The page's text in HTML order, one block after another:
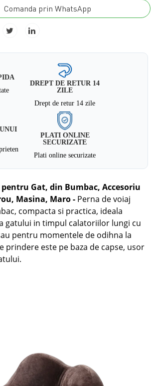
Comanda prin WhatsApp
DREPT DE RETUR 14
ZILE
Drept de retur 14 zile
PLATI ONLINE
SECURIZATE
Plati online securizate
pentru Gat, din Bumbac, Accesoriu
Masina, Maro - Perna de voiaj
compacta si practica, ideala
gatului in timpul calatoriilor lungi cu
pentru momentele de odihna la
prindere este pe baza de capse, usor